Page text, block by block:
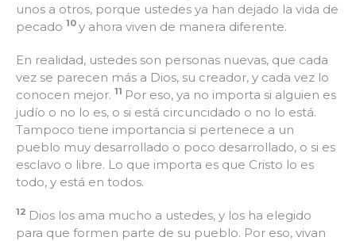
unos a otros, porque ustedes ya han dejado la vida de
pecado 10 y ahora viven de manera diferente.
En realidad, ustedes son personas nuevas, que cada
vez se parecen más a Dios, su creador, y cada vez lo
conocen mejor. 11 Por eso, ya no importa si alguien es
judío o no lo es, o si está circuncidado o no lo está.
Tampoco tiene importancia si pertenece a un
pueblo muy desarrollado o poco desarrollado, o si es
esclavo o libre. Lo que importa es que Cristo lo es
todo, y está en todos.
12 Dios los ama mucho a ustedes, y los ha elegido
para que formen parte de su pueblo. Por eso, vivan